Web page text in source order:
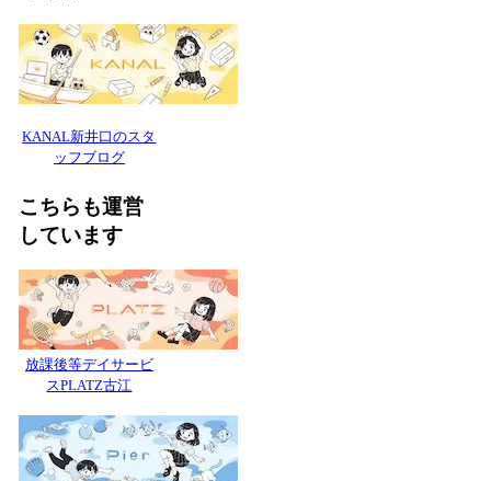
KANAL新井口のスタ
ッフブログ
こちらも運営
しています
放課後等デイサービ
スPLATZ古江